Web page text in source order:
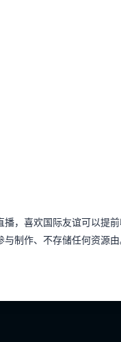
，喜欢国际友谊可以提
制作、不存储任何资源